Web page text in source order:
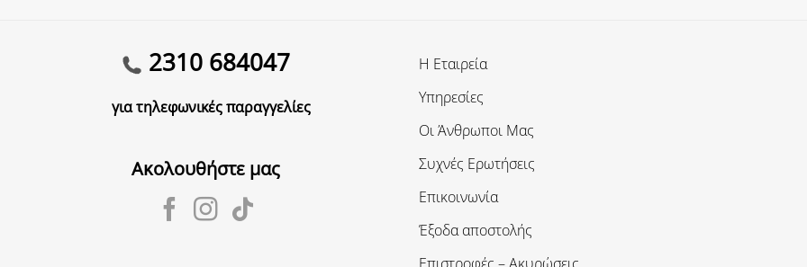
2310 684047
για τηλεφωνικές παραγγελίες
Ακολουθήστε μας
Η Εταιρεία
Υπηρεσίες
Οι Άνθρωποι Μας
Συχνές Ερωτήσεις
Επικοινωνία
Έξοδα αποστολής